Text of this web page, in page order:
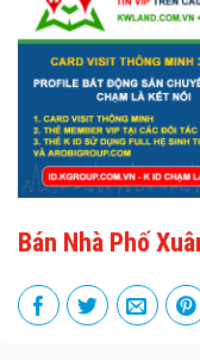
Bán Nhà Phố